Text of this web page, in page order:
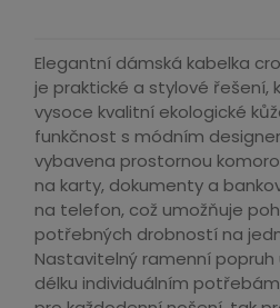
Elegantní dámská kabelka
je praktické a stylové řešení,
vysoce kvalitní ekologické
funkčnost s módním
vybavena prostornou
na karty, dokumenty a
na telefon, což umožňuje
potřebných drobností na
Nastavitelný ramenní
délku individuálním